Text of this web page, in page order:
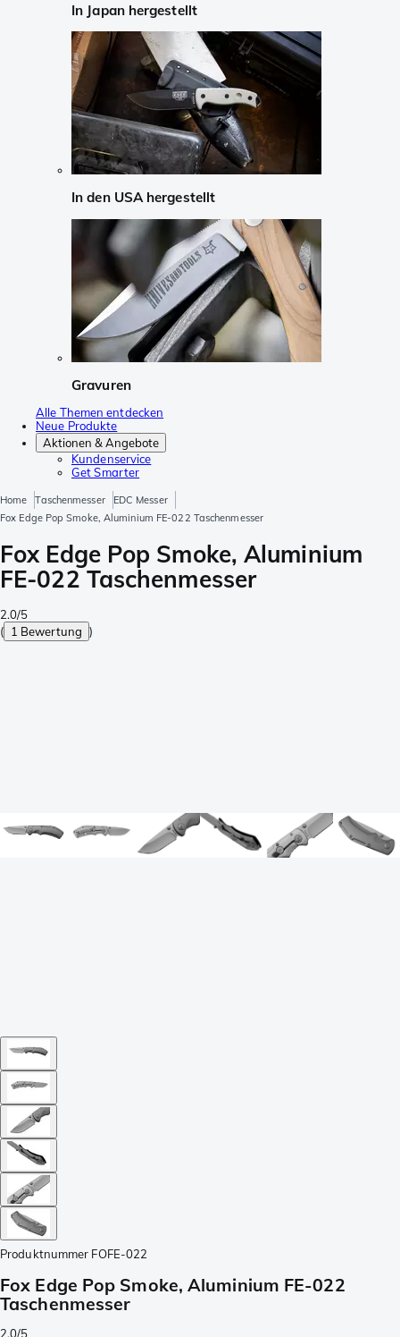
In Japan hergestellt
In den USA hergestellt
Gravuren
Alle Themen entdecken
Neue Produkte
Aktionen & Angebote
Kundenservice
Get Smarter
Home Taschenmesser
EDC Messer
Fox Edge Pop Smoke, Aluminium FE-022 Taschenmesser
Fox Edge Pop Smoke, Aluminium
FE-022 Taschenmesser
2.0/5
( 1 Bewertung )
Produktnummer FOFE-022
Fox Edge Pop Smoke, Aluminium FE-022
Taschenmesser
2.0/5